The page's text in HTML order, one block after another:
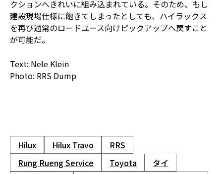
クションへきれいに組み込まれている。そのため、もし
建設現場仕様に飽きてしまったとしても、ハイラックス
を再び通常のロードユース向けピックアップへ戻すこと
が可能だ。
Text: Nele Klein
Photo: RRS Dump
Hilux Hilux Travo
RRS
Rung Rueng Service
Toyota
タイ